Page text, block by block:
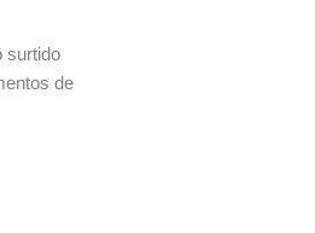
surtido
de